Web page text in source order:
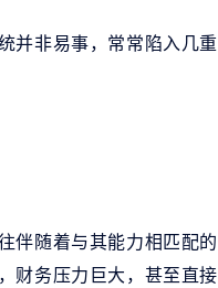
非易事，常常陷入几重
伴随着与其能力相匹配
务压力巨大，甚至直接